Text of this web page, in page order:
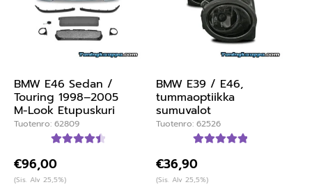
BMW E46 Sedan /
Touring 1998–2005
M-Look Etupuskuri
Tuotenro: 62809
tuotteesta:
4.55
€96,00
(Sis. Alv 25,5%)
BMW E39 / E46,
tummaoptiikka
sumuvalot
Tuotenro: 62526
5.00
€36,90
(Sis. Alv 25,5%)